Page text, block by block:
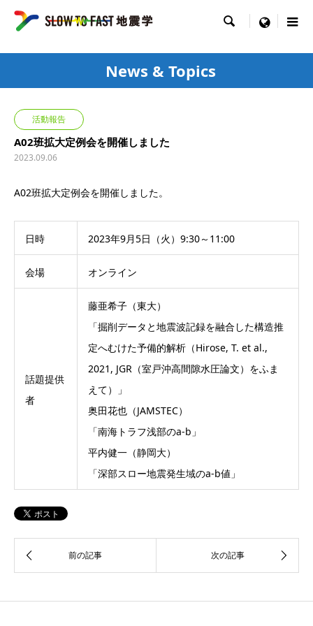
 menu
News & Topics
活動報告
A02班拡大定例会を開催しました
2023.09.06
A02班拡大定例会を開催しました。
日時 2023年9月5日（火）9:30～11:00
会場 オンライン
話題提供
者
藤亜希子（東大）
「掘削データと地震波記録を融合した構造推
定へむけた予備的解析（Hirose, T. et al.,
2021, JGR（室戸沖高間隙水圧論文）をふま
えて）」
奥田花也（JAMSTEC）
「南海トラフ浅部のa-b」
平内健一（静岡大）
「深部スロー地震発生域のa-b値」